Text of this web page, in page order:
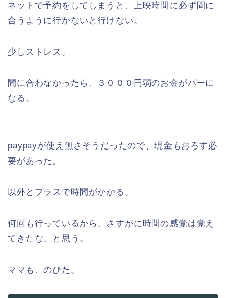
ネットで予約をしてしまうと、上映時間に必ず間に
合うように行かないと行けない。
少しストレス。
間に合わなかったら、３０００円弱のお金がパーに
なる。
paypayが使え無さそうだったので、現金もおろす必
要があった。
以外とプラスで時間がかかる。
何回も行っているから、さすがに時間の感覚は覚え
てきたな、と思う。
ママも、のびた。